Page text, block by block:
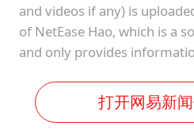
and videos if any) is
of NetEase Hao, which is a
and only provides
打开网易新